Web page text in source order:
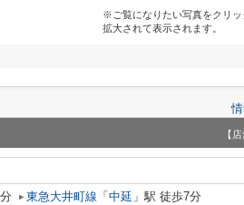
※ご覧になりたい写真をクリッ
拡大されて表示されます。
【
東急大井町線 「 中延 」駅 徒歩7分